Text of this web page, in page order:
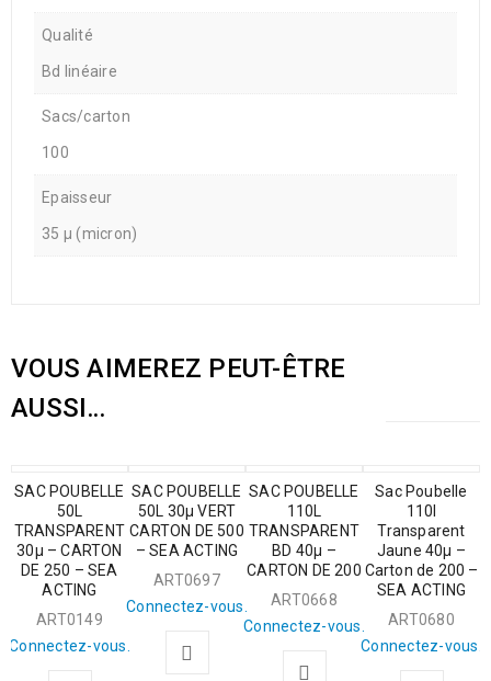
Qualité
Bd linéaire
Sacs/carton
100
Epaisseur
35 µ (micron)
VOUS AIMEREZ PEUT-ÊTRE
AUSSI…
SAC POUBELLE
50L
TRANSPARENT
30µ – CARTON
DE 250 – SEA
ACTING
ART0149
Connectez-vous.
SAC POUBELLE
50L 30µ VERT
CARTON DE 500
– SEA ACTING
ART0697
Connectez-vous.
SAC POUBELLE
110L
TRANSPARENT
BD 40µ –
CARTON DE 200
ART0668
Connectez-vous.
Sac Poubelle
110l
Transparent
Jaune 40µ –
Carton de 200 –
SEA ACTING
ART0680
Connectez-vous.